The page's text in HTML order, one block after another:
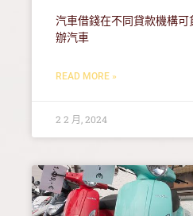
汽車借錢在不同貸款機構
辦汽車
READ MORE »
2 2 月, 2024